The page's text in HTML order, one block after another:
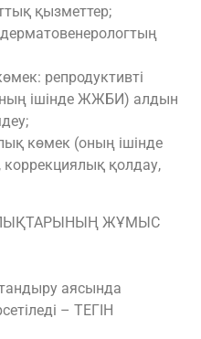
қызметтер;
репродуктивті
ішінде ЖЖБИ) алдын
көмек (оның ішінде
коррекциялық қолдау,
ЖҰМЫС
аясында
– ТЕГІН